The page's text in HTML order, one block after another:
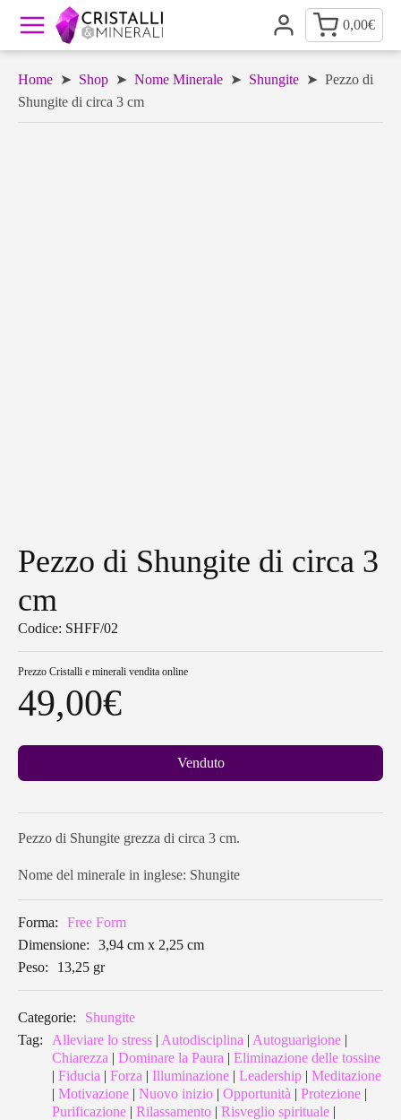
0,00€
Home ➤ Shop ➤ Nome Minerale ➤ Shungite ➤ Pezzo di
Shungite di circa 3 cm
Pezzo di Shungite di circa 3
cm
Codice: SHFF/02
Prezzo Cristalli e minerali vendita online
49,00€
Venduto
Pezzo di Shungite grezza di circa 3 cm.
Nome del minerale in inglese: Shungite
Forma:
Free Form
Dimensione:
3,94 cm x 2,25 cm
Peso:
13,25 gr
Categorie:
Shungite
Tag:
Alleviare lo stress | Autodisciplina | Autoguarigione |
Chiarezza | Dominare la Paura | Eliminazione delle tossine
| Fiducia | Forza | Illuminazione | Leadership | Meditazione
| Motivazione | Nuovo inizio | Opportunità | Protezione |
Purificazione | Rilassamento | Risveglio spirituale |